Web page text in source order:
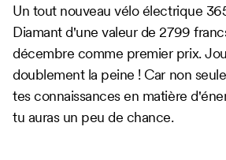
Un tout nouveau vélo électrique
Diamant d'une valeur de 2799
décembre comme premier prix.
doublement la peine ! Car non
tes connaissances en matière
tu auras un peu de chance.